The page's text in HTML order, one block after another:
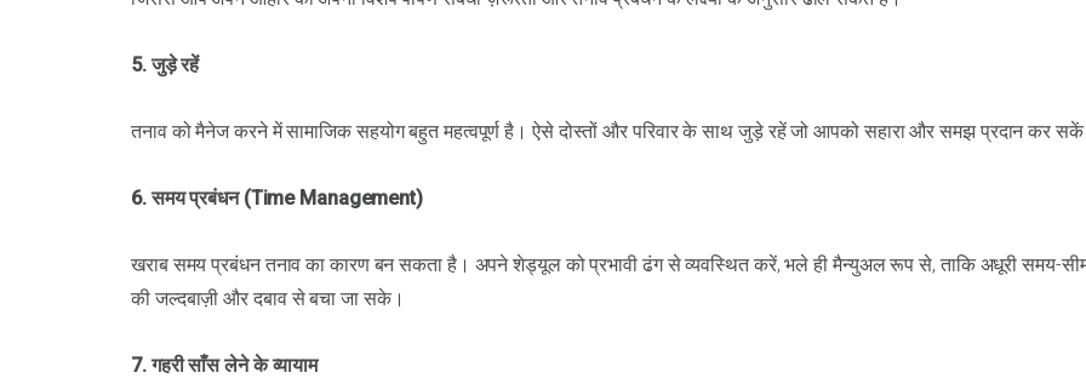
5. जुड़े रहें
तनाव को मैनेज करने में सामाजिक सहयोग बहुत महत्वपूर्ण है। ऐसे दोस्तों और परिवार के साथ जुड़े रहें जो आपको सहारा और समझ प्रदान कर
6. समय प्रबंधन (Time Management)
खराब समय प्रबंधन तनाव का कारण बन सकता है। अपने शेड्यूल को प्रभावी ढंग से व्यवस्थित करें, भले ही मैन्युअल रूप से, ताकि अधूरी समय-
की जल्दबाज़ी और दबाव से बचा जा सके।
7. गहरी साँस लेने के व्यायाम